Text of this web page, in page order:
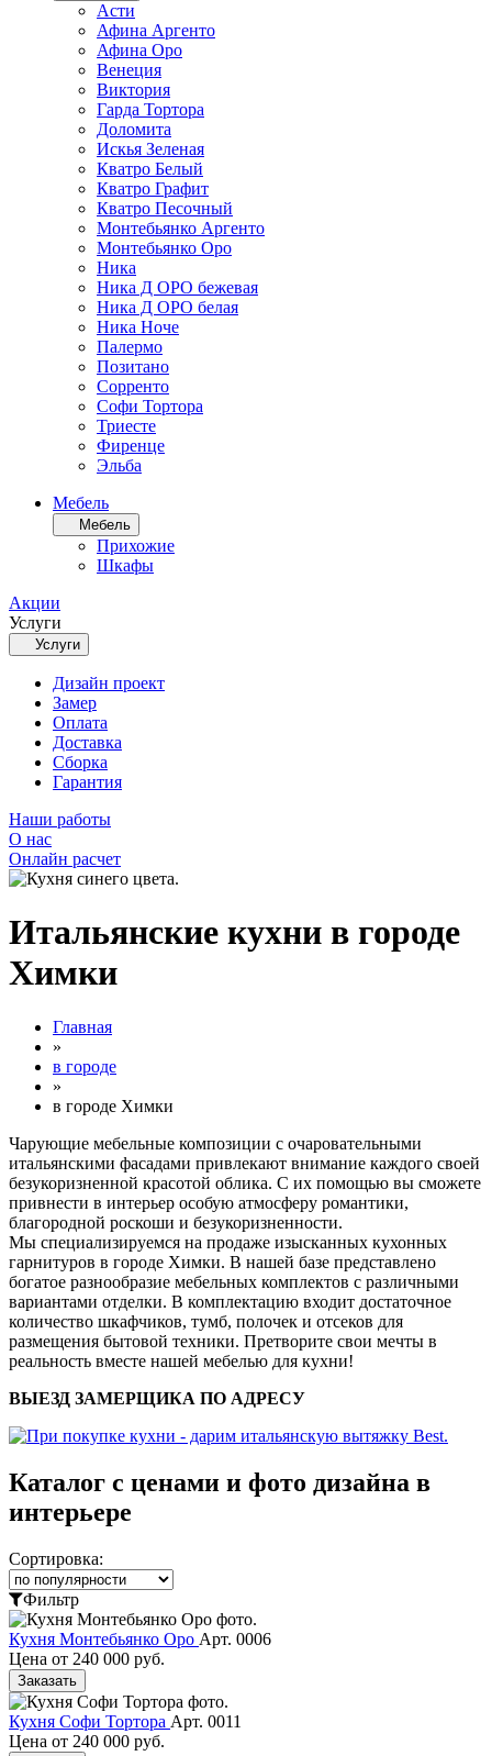
Асти
Афина Аргенто
Афина Оро
Венеция
Виктория
Гарда Тортора
Доломита
Искья Зеленая
Кватро Белый
Кватро Графит
Кватро Песочный
Монтебьянко Аргенто
Монтебьянко Оро
Ника
Ника Д ОРО бежевая
Ника Д ОРО белая
Ника Ноче
Палермо
Позитано
Сорренто
Софи Тортора
Триесте
Фиренце
Эльба
Мебель
Мебель
Прихожие
Шкафы
Акции
Услуги
Услуги
Дизайн проект
Замер
Оплата
Доставка
Сборка
Гарантия
Наши работы
О нас
Онлайн расчет
Итальянские кухни в городе
Химки
Главная
»
в городе
»
в городе Химки
Чарующие мебельные композиции с очаровательными
итальянскими фасадами привлекают внимание каждого своей
безукоризненной красотой облика. С их помощью вы сможете
привнести в интерьер особую атмосферу романтики,
благородной роскоши и безукоризненности.
Мы специализируемся на продаже изысканных кухонных
гарнитуров в городе Химки. В нашей базе представлено
богатое разнообразие мебельных комплектов с различными
вариантами отделки. В комплектацию входит достаточное
количество шкафчиков, тумб, полочек и отсеков для
размещения бытовой техники. Претворите свои мечты в
реальность вместе нашей мебелью для кухни!
ВЫЕЗД ЗАМЕРЩИКА ПО АДРЕСУ
Каталог с ценами и фото дизайна в
интерьере
Сортировка:
Фильтр
Кухня Монтебьянко Оро Арт. 0006
Цена от 240 000 руб.
Заказать
Кухня Софи Тортора Арт. 0011
Цена от 240 000 руб.